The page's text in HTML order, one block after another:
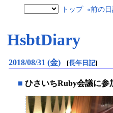
トップ «前の
HsbtDiary
2018/08/31 (金) [長年日記]
■ ひさいちRuby会議に参